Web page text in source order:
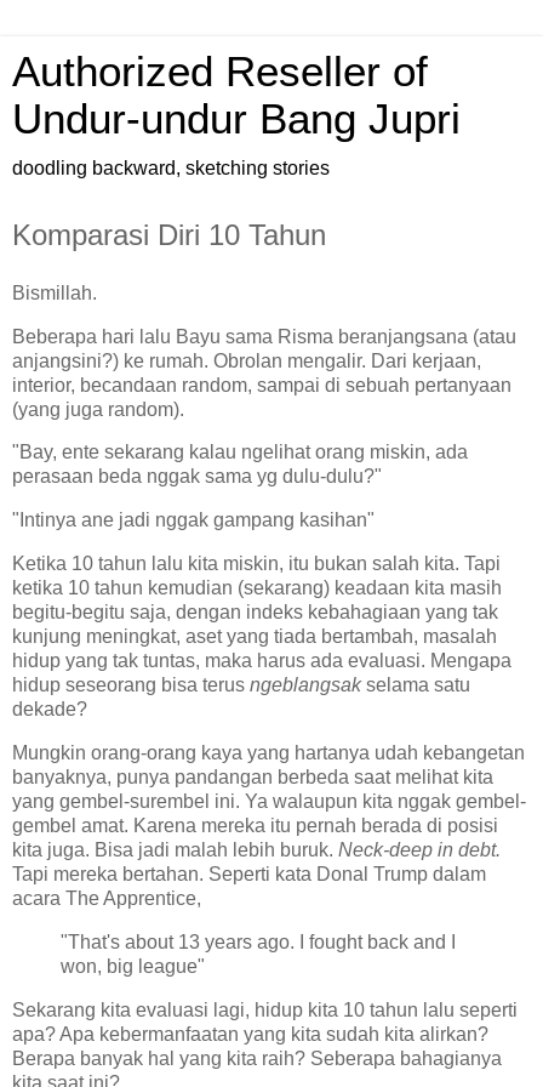
Authorized Reseller of
Undur-undur Bang Jupri
doodling backward, sketching stories
Komparasi Diri 10 Tahun
Bismillah.
Beberapa hari lalu Bayu sama Risma beranjangsana (atau
anjangsini?) ke rumah. Obrolan mengalir. Dari kerjaan,
interior, becandaan random, sampai di sebuah pertanyaan
(yang juga random).
"Bay, ente sekarang kalau ngelihat orang miskin, ada
perasaan beda nggak sama yg dulu-dulu?"
"Intinya ane jadi nggak gampang kasihan"
Ketika 10 tahun lalu kita miskin, itu bukan salah kita. Tapi
ketika 10 tahun kemudian (sekarang) keadaan kita masih
begitu-begitu saja, dengan indeks kebahagiaan yang tak
kunjung meningkat, aset yang tiada bertambah, masalah
hidup yang tak tuntas, maka harus ada evaluasi. Mengapa
hidup seseorang bisa terus ngeblangsakselama satu
dekade?
Mungkin orang-orang kaya yang hartanya udah kebangetan
banyaknya, punya pandangan berbeda saat melihat kita
yang gembel-surembel ini. Ya walaupun kita nggak gembel-
gembel amat. Karena mereka itu pernah berada di posisi
kita juga. Bisa jadi malah lebih buruk. Neck-deep in debt.
Tapi mereka bertahan. Seperti kata Donal Trump dalam
acara The Apprentice,
"That's about 13 years ago. I fought back and I
won, big league"
Sekarang kita evaluasi lagi, hidup kita 10 tahun lalu seperti
apa? Apa kebermanfaatan yang kita sudah kita alirkan?
Berapa banyak hal yang kita raih? Seberapa bahagianya
kita saat ini?